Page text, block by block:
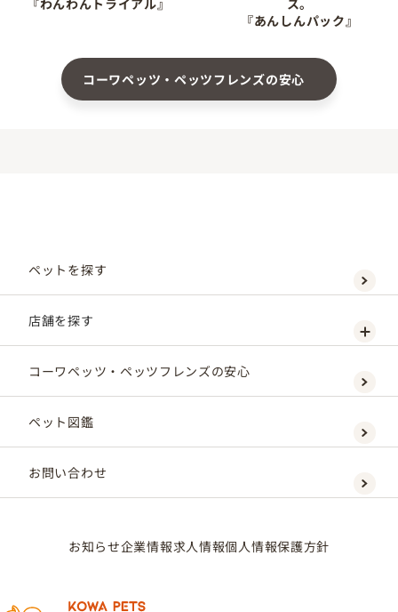
『わんわんトライアル』
ス。
『あんしんパック』
コーワペッツ・ペッツフレンズの安心
ペットを探す
店舗を探す
コーワペッツ・ペッツフレンズの安心
ペット図鑑
お問い合わせ
お知らせ企業情報求人情報個人情報保護方針